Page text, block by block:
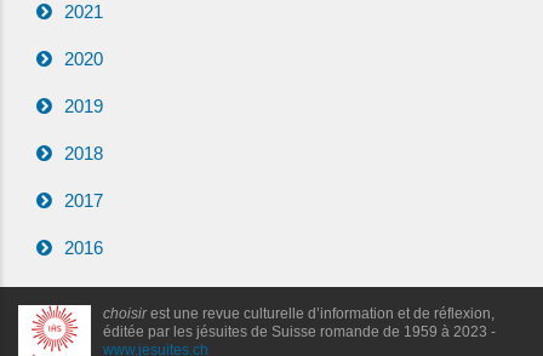
2021
2020
2019
2018
2017
2016
choisirest une revue culturelle d’information et de réflexion,
éditée par les jésuites de Suisse romande de 1959 à 2023 -
www.jesuites.ch